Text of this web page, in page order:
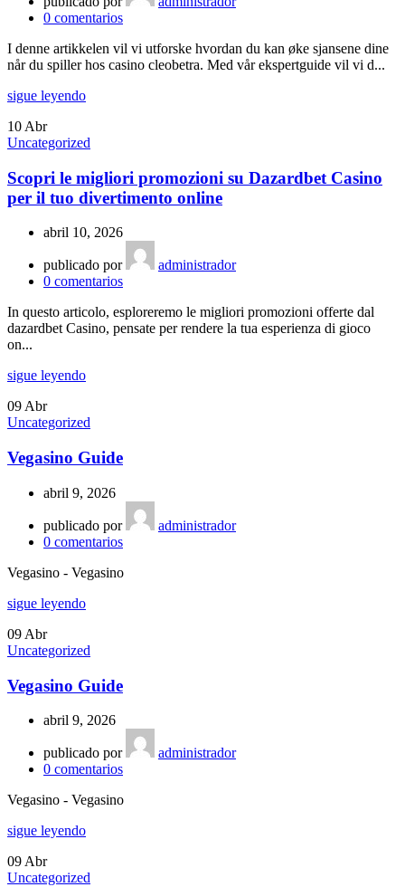
0 comentarios
I denne artikkelen vil vi utforske hvordan du kan øke sjansene dine
når du spiller hos casino cleobetra. Med vår ekspertguide vil vi d...
sigue leyendo
10 Abr
Uncategorized
Scopri le migliori promozioni su Dazardbet Casino
per il tuo divertimento online
abril 10, 2026
publicado por
administrador
0 comentarios
In questo articolo, esploreremo le migliori promozioni offerte dal
dazardbet Casino, pensate per rendere la tua esperienza di gioco
on...
sigue leyendo
09 Abr
Uncategorized
Vegasino Guide
abril 9, 2026
publicado por
administrador
0 comentarios
Vegasino - Vegasino
sigue leyendo
09 Abr
Uncategorized
Vegasino Guide
abril 9, 2026
publicado por
administrador
0 comentarios
Vegasino - Vegasino
sigue leyendo
09 Abr
Uncategorized